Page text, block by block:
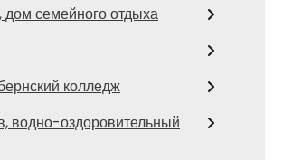
семейного отдыха
колледж
водно-оздоровительный